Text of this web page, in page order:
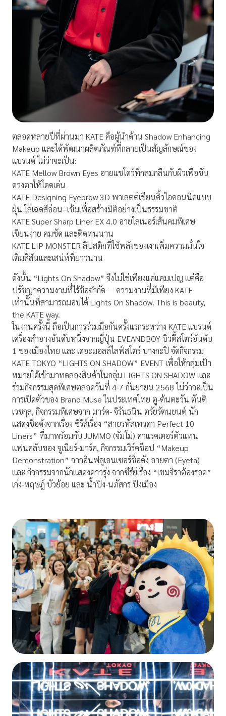
ตลอดหลายปีที่ผ่านมา KATE คือผู้นำด้าน Shadow Enhancing
Makeup และได้พัฒนาผลิตภัณฑ์ที่กลายเป็นสัญลักษณ์ของ
แบรนด์ ไม่ว่าจะเป็น:
KATE Mellow Brown Eyes อายแชโดว์ที่กลมกลืนกับผิวเพื่อขับ
ดวงตาให้โดดเด่น
KATE Designing Eyebrow 3D พาเลตต์เขียนคิ้วไอคอนนิคแบบ
ฝุ่น ไล่เฉดสีอ่อน–เข้มเพื่อสร้างมิติอย่างเป็นธรรมชาติ
KATE Super Sharp Liner EX 4.0 อายไลเนอร์เส้นคมพิเศษ
เขียนง่าย คมชัด และติดทนนาน
KATE LIP MONSTER ลิปสติกที่ใช้พลังของเงาเพิ่มความมั่นใจ
เติมสีสันและเสน่ห์ที่ยาวนาน
ดังนั้น “Lights On Shadow” จึงไม่ใช่เพียงแค่แคมเปญ แต่คือ
ปรัชญาความงามที่ไร้ข้อจำกัด — ความงามที่มีเพียง KATE
เท่านั้นที่สามารถมอบได้ Lights On Shadow. This is beauty,
the KATE way.
ในงานครั้งนี้ ถือเป็นการร่วมมือกันครั้งแรกระหว่าง KATE แบรนด์
เครื่องสำอางอันดับหนึ่งจากญี่ปุ่น EVEANDBOY บิวตี้สโตร์อันดับ
1 ของเมืองไทย และ เดอะมอลล์ไลฟ์สโตร์ บางกะปิ จัดกิจกรรม
KATE TOKYO “LIGHTS ON SHADOW” EVENT เพื่อให้กลุ่มเป้า
หมายได้เข้ามาทดลองสินค้าในกลุ่ม LIGHTS ON SHADOW และ
ร่วมกิจกรรมสุดพิเศษตลอดวันที่ 4-7 กันยายน 2568 ไม่ว่าจะเป็น
การเปิดตัวของ Brand Muse ในประเทศไทย ตู-ต้นตะวัน ตันติ
เวชกุล, กิจกรรมพิเศษจาก มาร์ค- จิรันธนิน ตรัยรัตนยนต์ นัก
แสดงชื่อดังจากเรื่อง ซีรีส์เรื่อง “สายรหัสเทวดา Perfect 10
Liners” ที่มาพร้อมกับ JUMMO (จัมโม่) คาแรคเตอร์ตัวแทน
แฟนคลับของ จูเนียร์-มาร์ค, กิจกรรมเวิร์คช็อป “Makeup
Demonstration” จากอินฟลูเอนเซอร์ชื่อดัง อายตา (Eyeta)
และ กิจกรรมจากนักแสดงดาวรุ่ง จากซีรีย์เรื่อง “เขมจิราต้องรอด”
เก่ง-หฤษฎ์ บัวย้อย และ น้ำปิง-นภัสกร ปิงเมือง